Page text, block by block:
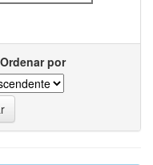
Ordenar por